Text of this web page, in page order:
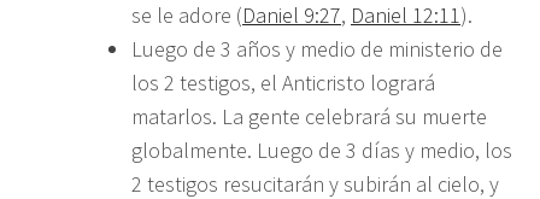
se le adore (Daniel 9:27, Daniel 12:11).
Luego de 3 años y medio de ministerio de
los 2 testigos, el Anticristo logrará
matarlos. La gente celebrará su muerte
globalmente. Luego de 3 días y medio, los
2 testigos resucitarán y subirán al cielo, y